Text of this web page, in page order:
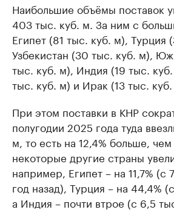
Наибольшие объёмы поставок
403 тыс. куб. м. За ним с
Египет (81 тыс. куб. м), Турция
Узбекистан (30 тыс. куб. м),
тыс. куб. м), Индия (19 тыс.
тыс. куб. м) и Ирак (13 тыс.
При этом поставки в КНР
полугодии 2025 года туда
м, то есть на 12,4% больше,
некоторые другие страны
например, Египет – на 11,7% (с
год назад), Турция – на 44,4%
а Индия – почти втрое (с 6,5